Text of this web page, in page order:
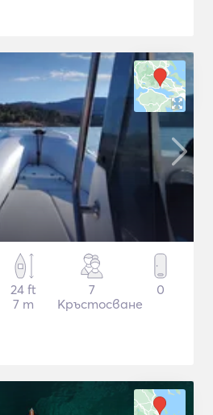
24 ft
7 m
7
Кръстосване
0